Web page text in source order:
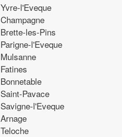
Yvre-l'Eveque
Champagne
Brette-les-Pins
Parigne-l'Eveque
Mulsanne
Fatines
Bonnetable
Saint-Pavace
Savigne-l'Eveque
Arnage
Teloche